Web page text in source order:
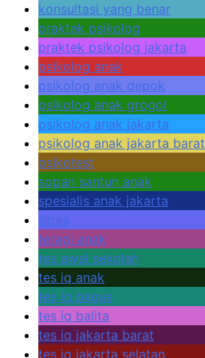
konsultasi yang benar
praktek psikolog
praktek psikolog jakarta
psikolog anak
psikolog anak depok
psikolog anak grogol
psikolog anak jakarta
psikolog anak jakarta barat
psikotest
sopan santun anak
spesialis anak jakarta
Stres
terapi anak
tes awal sekolah
tes iq anak
tes iq bagus
tes iq balita
tes iq jakarta barat
tes iq jakarta selatan